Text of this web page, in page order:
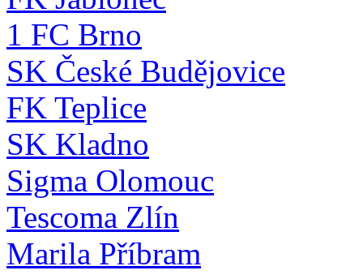
1 FC Brno
SK České Budějovice
FK Teplice
SK Kladno
Sigma Olomouc
Tescoma Zlín
Marila Příbram